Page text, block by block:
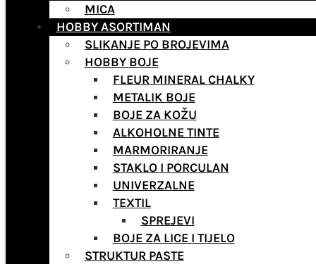
MICA
HOBBY ASORTIMAN
SLIKANJE PO BROJEVIMA
HOBBY BOJE
FLEUR MINERAL CHALKY
METALIK BOJE
BOJE ZA KOŽU
ALKOHOLNE TINTE
MARMORIRANJE
STAKLO I PORCULAN
UNIVERZALNE
TEXTIL
SPREJEVI
BOJE ZA LICE I TIJELO
STRUKTUR PASTE